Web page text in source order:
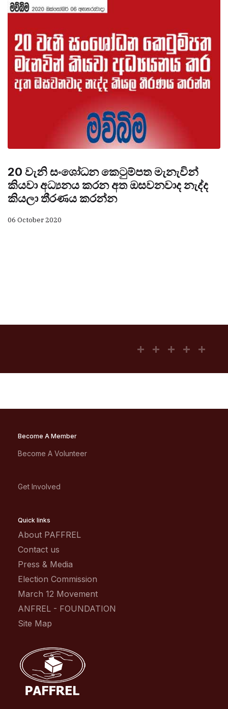
20 වැනි සංශෝධන කෙටුම්පත මැනැවින්
කියවා අධ්‍යනය කරන අත ඔසවනවාද නැද්ද
කියලා තීරණය කරන්න
06 October 2020
Become A Member
Become A Volunteer
Get Involved
Quick links
About PAFFREL
Contact us
Press & Media
Election Commission
March 12 Movement
ANFREL - FOUNDATION
Site Map